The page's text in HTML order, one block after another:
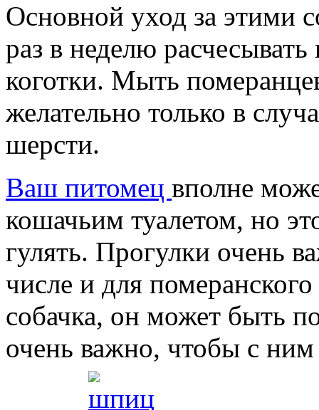
Основной уход за этими
раз в неделю
коготки. Мыть
желательно только в
шерсти.
Ваш питомец вполне
кошачьим туалетом, но
гулять. Прогулки очень
числе и для
собачка, он может быть
очень важно, чтобы с